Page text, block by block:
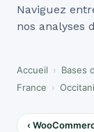
Naviguez
nos analyses
Accueil › Bases
France ›
‹